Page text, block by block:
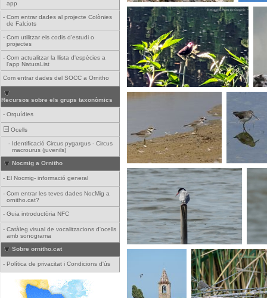
app
- Com entrar dades al projecte Colònies
de Falciots
- Com utilitzar els codis d'estudi o
projectes
- Com actualitzar la llista d'espècies a
l'app NaturaList
Com entrar dades del SOCC a Ornitho
Recursos sobre els grups taxonòmics
- Orquídies
Ocells
- Identificació Circus pygargus - Circus
macrourus (juvenils)
Nocmig a Ornitho
- El Nocmig- informació general
- Com entrar les teves dades NocMig a
ornitho.cat?
- Guia introductòria NFC
- Catàleg visual de vocalitzacions d'ocells
amb sonograma
Sobre ornitho.cat
- Política de privacitat i Condicions d'ús